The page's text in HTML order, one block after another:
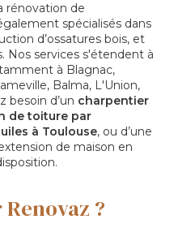
rénovation de
spécialisés dans
d’ossatures bois, et
Nos services s'étendent à
à Blagnac,
Balma, L'Union,
besoin d’un charpentier
de toiture par
à Toulouse, ou d’une
de maison en
?